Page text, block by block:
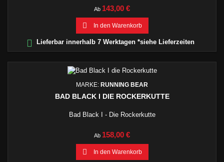
Ab Preis
143,00 €
 In den Warenkorb
 Lieferbar innerhalb 7 Werktagen *siehe Lieferzeiten
MARKE: RUNNING BEAR
BAD BLACK I DIE ROCKERKUTTE
Bad Black I - Die Rockerkutte
Ab Preis
158,00 €
 In den Warenkorb